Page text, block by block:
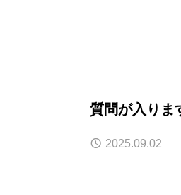
質問が入りま
2025.09.02